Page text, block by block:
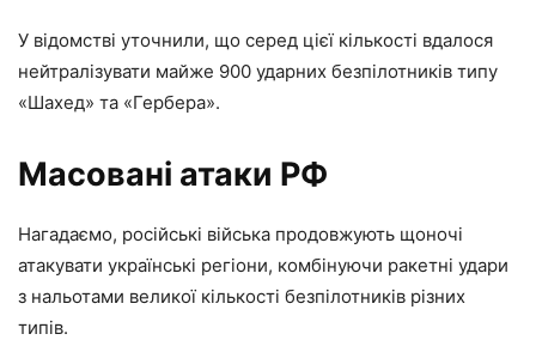
У відомстві уточнили, що серед цієї кількості вдалося
нейтралізувати майже 900 ударних безпілотників типу
«Шахед» та «Гербера».
Масовані атаки РФ
Нагадаємо, російські війська продовжують щоночі
атакувати українські регіони, комбінуючи ракетні удари
з нальотами великої кількості безпілотників різних
типів.